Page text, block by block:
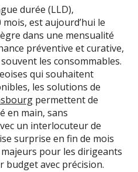
durée (LLD),
est aujourd’hui le
dans une mensualité
préventive et curative,
les consommables.
qui souhaitent
les solutions de
permettent de
en main, sans
un interlocuteur de
surprise en fin de mois
majeurs pour les dirigeants
avec précision.